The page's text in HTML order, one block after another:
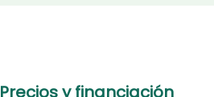
Precios y financiación